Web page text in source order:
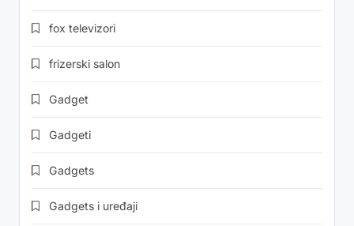
fox televizori
frizerski salon
Gadget
Gadgeti
Gadgets
Gadgets i uređaji